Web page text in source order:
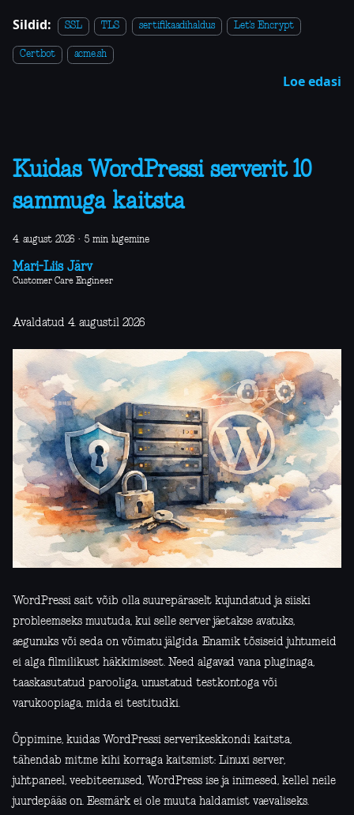
Sildid: SSL TLS sertifikaadihaldus Let's Encrypt
Certbot acme.sh
Loe edasi
Kuidas WordPressi serverit 10
sammuga kaitsta
4. august 2026 · 5 min lugemine
Mari-Liis Järv
Customer Care Engineer
Avaldatud 4. augustil 2026
WordPressi sait võib olla suurepäraselt kujundatud ja siiski
probleemseks muutuda, kui selle server jäetakse avatuks,
aegunuks või seda on võimatu jälgida. Enamik tõsiseid juhtumeid
ei alga filmilikust häkkimisest. Need algavad vana pluginaga,
taaskasutatud parooliga, unustatud testkontoga või
varukoopiaga, mida ei testitudki.
Õppimine, kuidas WordPressi serverikeskkondi kaitsta,
tähendab mitme kihi korraga kaitsmist: Linuxi server,
juhtpaneel, veebiteenused, WordPress ise ja inimesed, kellel neile
juurdepääs on. Eesmärk ei ole muuta haldamist vaevaliseks.